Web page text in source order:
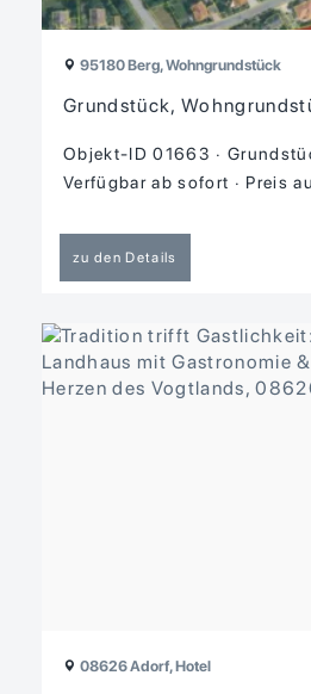
95180 Berg, Wohngrundstück
Grundstück,
Objekt-ID 01663
Verfügbar ab sofort
Preis
zu den Details
08626 Adorf, Hotel